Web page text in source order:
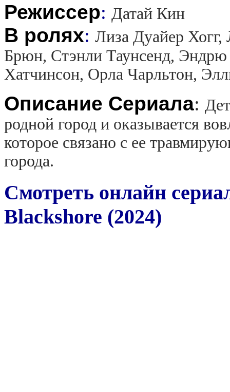
Режиссер: Датай Кин
В ролях: Лиза Дуайер
Брюн, Стэнли Таунсенд,
Хатчинсон, Орла Чарльтон,
Описание Сериала:
родной город и оказывается
которое связано с ее
города.
Смотреть онлайн
Blackshore (2024)